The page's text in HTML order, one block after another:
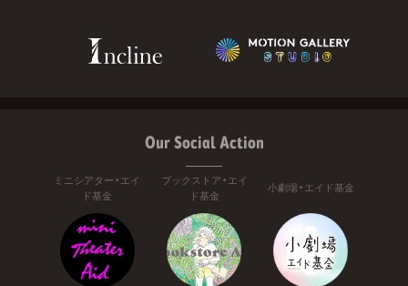
Our Social Action
ミニシアター・エイ
ド基金
ブックストア・エイ
ド基金
小劇場・エイド基金